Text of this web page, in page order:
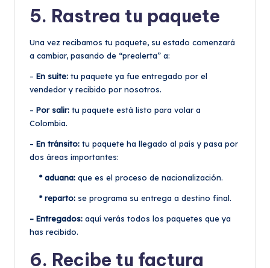
5. Rastrea tu paquete
Una vez recibamos tu paquete, su estado comenzará
a cambiar, pasando de “prealerta” a:
– En suite: tu paquete ya fue entregado por el
vendedor y recibido por nosotros.
– Por salir: tu paquete está listo para volar a
Colombia.
– En tránsito: tu paquete ha llegado al país y pasa por
dos áreas importantes:
* aduana: que es el proceso de nacionalización.
* reparto: se programa su entrega a destino final.
– Entregados: aquí verás todos los paquetes que ya
has recibido.
6. Recibe tu factura